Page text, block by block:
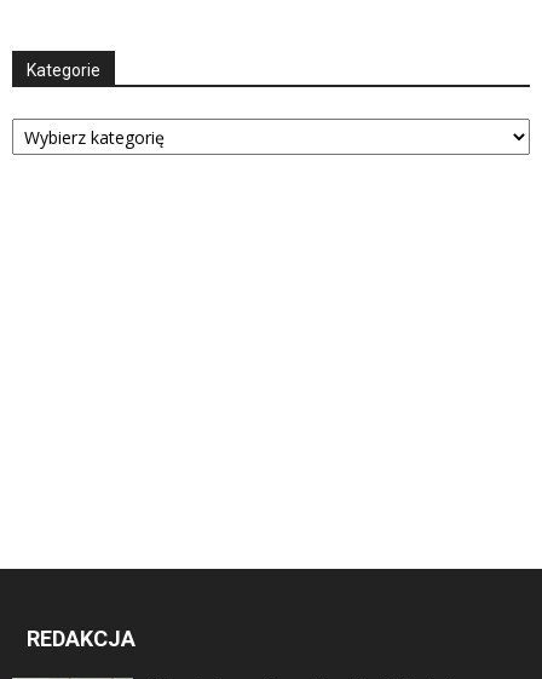
Kategorie
Kategorie
REDAKCJA